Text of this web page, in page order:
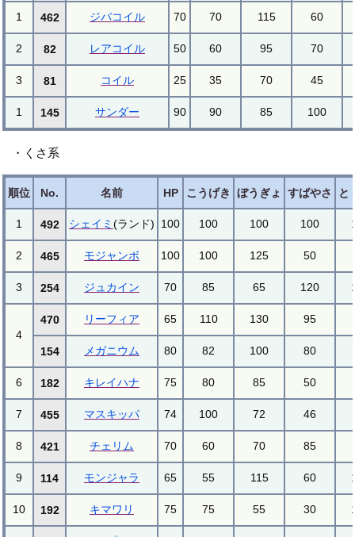
1 462 ジバコイル 70 70 115 60
2 82 レアコイル 50 60 95 70
3 81 コイル 25 35 70 45
1 145 サンダー 90 90 85 100
・くさ系
順位 No. 名前 HP こうげき ぼうぎょ すばやさ と
1 492 シェイミ (ランド) 100 100 100 100
2 465 モジャンボ 100 100 125 50
3 254 ジュカイン 70 85 65 120
4
470 リーフィア 65 110 130 95
154 メガニウム 80 82 100 80
6 182 キレイハナ 75 80 85 50
7 455 マスキッパ 74 100 72 46
8 421 チェリム 70 60 70 85
9 114 モンジャラ 65 55 115 60
10 192 キマワリ 75 75 55 30